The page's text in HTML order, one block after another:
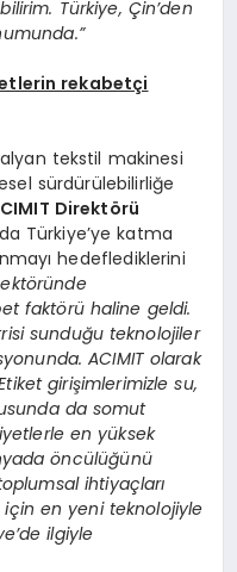
Türkiye, Çin’den
rekabetçi
tekstil makinesi
sürdürülebilirliğe
Direktörü
Türkiye’ye katma
hedeflediklerini
faktörü haline geldi.
sunduğu teknolojiler
ACIMIT olarak
girişimlerimizle su,
da somut
en yüksek
öncülüğünü
ihtiyaçları
en yeni teknolojiyle
ilgiyle